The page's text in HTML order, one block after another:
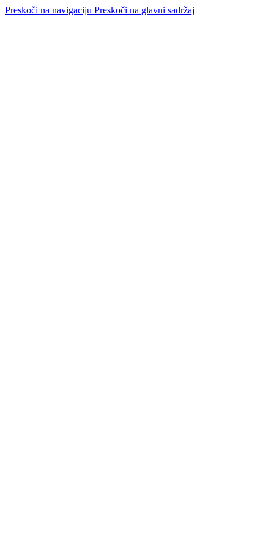
Preskoči na navigaciju Preskoči na glavni sadržaj